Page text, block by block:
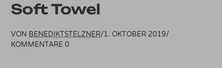
Soft Towel
VON BENEDIKTSTELZNER/1. OKTOBER 2019/
KOMMENTARE 0